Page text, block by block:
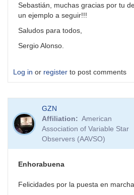
Sebastián, muchas gracias por tu
un ejemplo a seguir!!!
Saludos para todos,
Sergio Alonso.
Log in or register to post comments
GZN
Affiliation
American
Association of Variable Star
Observers (AAVSO)
Enhorabuena
Felicidades por la puesta en